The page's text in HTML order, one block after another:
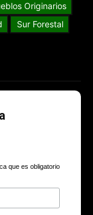
Originarios
Sur Forestal
que es obligatorio